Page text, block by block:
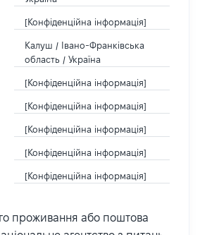
[Конфіденційна інформація]
Калуш / Івано-Франківська
область / Україна
[Конфіденційна інформація]
[Конфіденційна інформація]
[Конфіденційна інформація]
[Конфіденційна інформація]
[Конфіденційна інформація]
проживання або поштова